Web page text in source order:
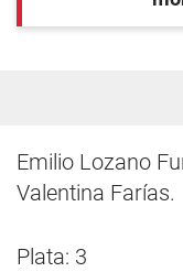
Emilio Lozano
Valentina Farías.
Plata: 3